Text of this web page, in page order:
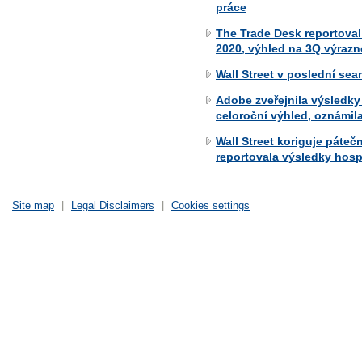
práce
The Trade Desk
2020, výhled na 3Q
Wall Street v poslední
Adobe zveřejnila
celoroční výhled,
Wall Street koriguje
reportovala výsledky
Site map Legal Disclaimers Cookies settings